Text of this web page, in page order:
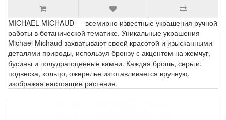
MICHAEL MICHAUD — всемирно известные украшения ручной
работы в ботанической тематике. Уникальные украшения
Michael Michaud захватывают своей красотой и изысканными
деталями природы, используя бронзу с акцентом на жемчуг,
бусины и полудрагоценные камни. Каждая брошь, серьги,
подвеска, кольцо, ожерелье изготавливается вручную,
изображая настоящие растения.